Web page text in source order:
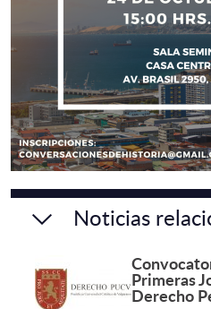
Noticias
Primeras
Derecho